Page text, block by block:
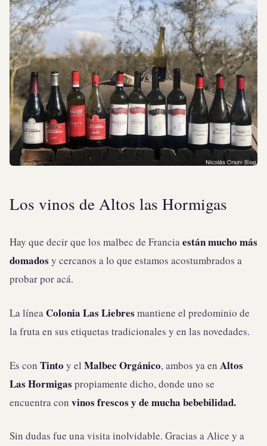
Los vinos de Altos las Hormigas
Hay que decir que los malbec de Franciaestán mucho más
domados y cercanos a lo que estamos acostumbrados a
probar por acá.
La línea Colonia Las Liebres mantiene el predominio de
la fruta en sus etiquetas tradicionales y en las novedades.
Es con Tinto y el Malbec Orgánico, ambos ya en Altos
Las Hormigas propiamente dicho, donde uno se
encuentra con vinos frescos y de mucha bebebilidad.
Sin dudas fue una visita inolvidable. Gracias a Alice y a